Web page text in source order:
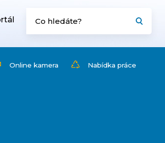
Online kamera Nabídka práce